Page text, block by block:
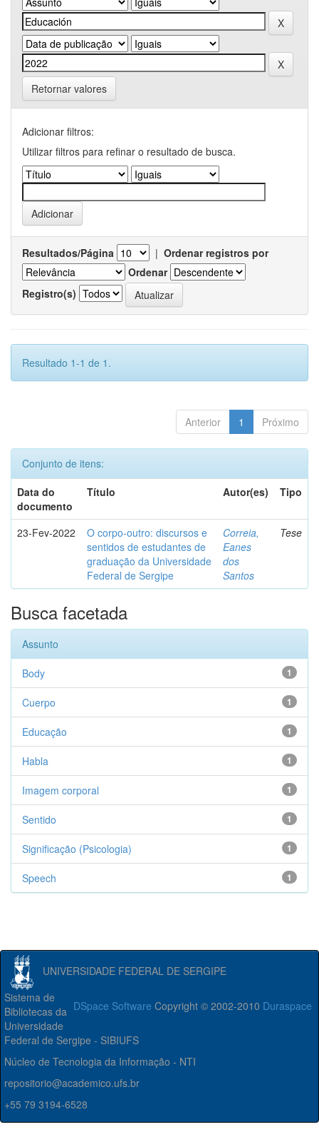
Retornar valores
Adicionar filtros:
Utilizar filtros para refinar o resultado de busca.
Resultados/Página | Ordenar registros por
Ordenar
Registro(s)
Resultado 1-1 de 1.
Anterior 1 Próximo
Conjunto de itens:
Data do
documento
Título Autor(es) Tipo
23-Fev-2022
O corpo-outro: discursos e
sentidos de estudantes de
graduação da Universidade
Federal de Sergipe
Correia,
Eanes
dos
Santos
Tese
Busca facetada
Assunto
1
Body
1
Cuerpo
1
Educação
1
Habla
1
Imagem corporal
1
Sentido
1
Significação (Psicologia)
1
Speech
UNIVERSIDADE FEDERAL DE SERGIPE
DSpace Software Copyright © 2002-2010 Duraspace
Sistema de
Bibliotecas da
Universidade
Federal de Sergipe - SIBIUFS
Núcleo de Tecnologia da Informação - NTI
repositorio@academico.ufs.br
+55 79 3194-6528